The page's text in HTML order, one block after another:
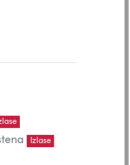
Izlase